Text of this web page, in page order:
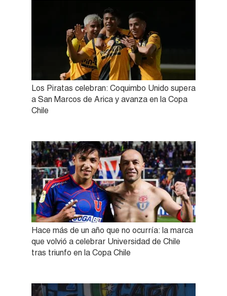
Los Piratas celebran: Coquimbo Unido supera
a San Marcos de Arica y avanza en la Copa
Chile
Hace más de un año que no ocurría: la marca
que volvió a celebrar Universidad de Chile
tras triunfo en la Copa Chile